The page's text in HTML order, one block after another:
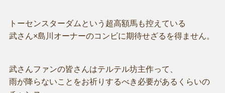
トーセンスターダムという超高額馬も控えている
武さん×島川オーナーのコンビに期待せざるを得ません。
武さんファンの皆さんはテルテル坊主作って、
雨が降らないことをお祈りするべき必要があるくらいの